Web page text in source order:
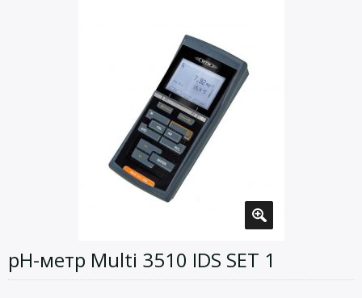
pH-метр Multi 3510 IDS SET 1